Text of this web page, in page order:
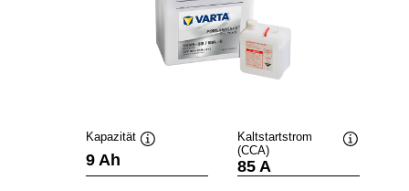
Kapazität
9 Ah
Kaltstartstrom
(CCA)
85 A